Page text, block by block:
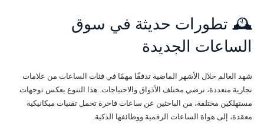
🕰️ تطورات حديثة في سوق
الساعات الجديدة
شهد العالم خلال الأشهر الماضية تدفقًا مهمًا في فئات الساعات من علامات
تجارية متعددة، ترضي مختلف الأذواق والاحتياجات. هذا التنوع يعكس توجهات
مستهلكين مختلفة، من الباحثين عن ساعات فاخرة تحمل تقنيات ميكانيكية
معقدة، إلى هواة الساعات الرقمية ووظائفها الذكية.